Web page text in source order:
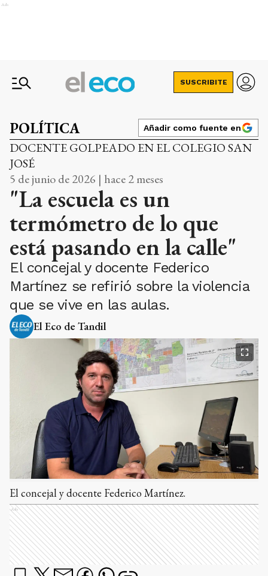
Ads
SUSCRIBITE
POLÍTICA Añadir como fuente en
DOCENTE GOLPEADO EN EL COLEGIO SAN
JOSÉ
5 de junio de 2026 | hace 2 meses
"La escuela es un
termómetro de lo que
está pasando en la calle"
El concejal y docente Federico
Martínez se refirió sobre la violencia
que se vive en las aulas.
El Eco de Tandil
El concejal y docente Federico Martínez.
Ads